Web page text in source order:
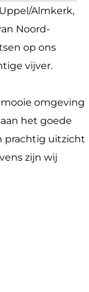
Almkerk,
Noord-
op ons
vijver.
omgeving
het goede
prachtig uitzicht
zijn wij